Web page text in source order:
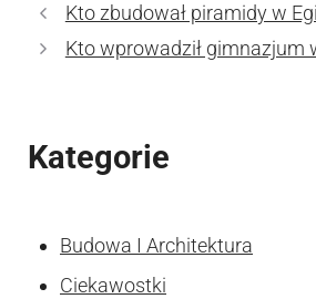
Kto zbudował piramidy w
Kto wprowadził gimnazjum
Kategorie
Budowa I Architektura
Ciekawostki